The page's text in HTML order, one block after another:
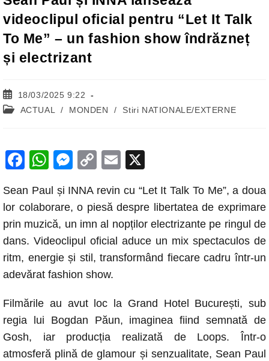
videoclipul oficial pentru “Let It Talk
To Me” – un fashion show îndrăzneț
și electrizant
Post
published:
18/03/2025 9:22
Post ACTUAL / MONDEN / Stiri NATIONALE/EXTERNE
F
c
e
b
o
o
k
W
at
s
A
p
p
M
ss
e
n
g
er
C
p
y
Li
n
k
E
ail
Sean Paul și INNA revin cu “Let It Talk To Me”, a doua
lor colaborare, o piesă despre libertatea de exprimare
prin muzică, un imn al nopților electrizante pe ringul de
dans. Videoclipul oficial aduce un mix spectaculos de
ritm, energie și stil, transformând fiecare cadru într-un
adevărat fashion show.
Filmările au avut loc la Grand Hotel București, sub
regia lui Bogdan Păun, imaginea fiind semnată de
Gosh, iar producția realizată de Loops. Într-o
atmosferă plină de glamour și senzualitate, Sean Paul